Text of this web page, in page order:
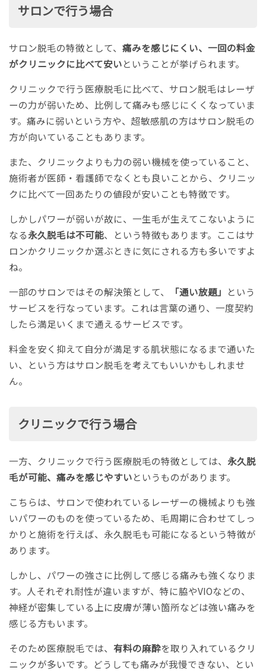
サロンで行う場合
サロン脱毛の特徴として、 痛みを感じにくい、一回の料金
がクリニックに比べて安いということが挙げられます。
クリニックで行う医療脱毛に比べて、サロン脱毛はレーザ
ーの力が弱いため、比例して痛みも感じにくくなっていま
す。痛みに弱いという方や、超敏感肌の方はサロン脱毛の
方が向いていることもあります。
また、クリニックよりも力の弱い機械を使っていること、
施術者が医師・看護師でなくとも良いことから、クリニッ
クに比べて一回あたりの値段が安いことも特徴です。
しかしパワーが弱いが故に、一生毛が生えてこないように
なる永久脱毛は不可能、という特徴もあります。ここはサ
ロンかクリニックか選ぶときに気にされる方も多いですよ
ね。
一部のサロンではその解決策として、
「通い放題」 という
サービスを行なっています。これは言葉の通り、一度契約
したら満足いくまで通えるサービスです。
料金を安く抑えて自分が満足する肌状態になるまで通いた
い、という方はサロン脱毛を考えてもいいかもしれませ
ん。
クリニックで行う場合
一方、クリニックで行う医療脱毛の特徴としては、 永久脱
毛が可能、痛みを感じやすいというものがあります。
こちらは、サロンで使われているレーザーの機械よりも強
いパワーのものを使っているため、毛周期に合わせてしっ
かりと施術を行えば、永久脱毛も可能になるという特徴が
あります。
しかし、パワーの強さに比例して感じる痛みも強くなりま
す。人それぞれ耐性が違いますが、特に脇やVIOなどの、
神経が密集している上に皮膚が薄い箇所などは強い痛みを
感じる方もいます。
そのため医療脱毛では、 有料の麻酔を取り入れているクリ
ニックが多いです。どうしても痛みが我慢できない、とい